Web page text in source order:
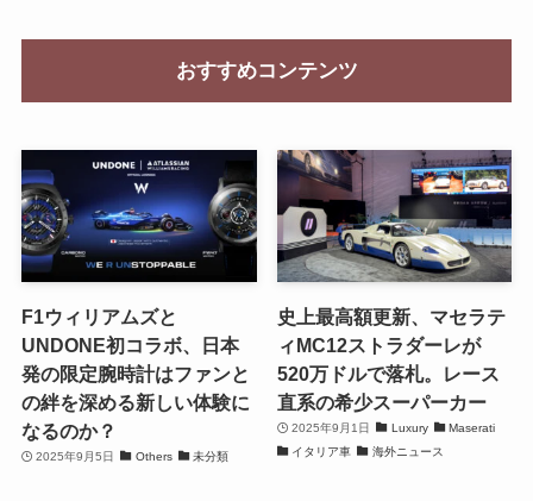
おすすめコンテンツ
F1ウィリアムズと
UNDONE初コラボ、日本
発の限定腕時計はファンと
の絆を深める新しい体験に
なるのか？
2025年9月5日 Others 未分類
史上最高額更新、マセラテ
ィMC12ストラダーレが
520万ドルで落札。レース
直系の希少スーパーカー
2025年9月1日 Luxury
Maserati
イタリア車
海外ニュース